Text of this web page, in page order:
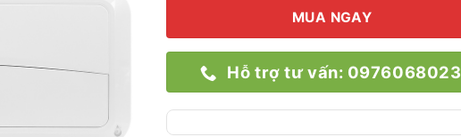
MUA NGAY
Hỗ trợ tư vấn: 0976068023